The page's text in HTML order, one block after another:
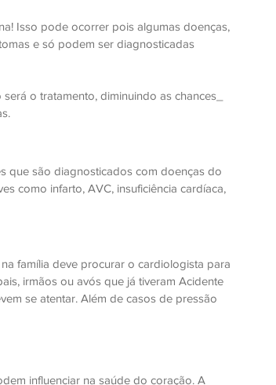
Isso pode ocorrer pois algumas doenças,
e só podem ser diagnosticadas
o tratamento, diminuindo as chances_
que são diagnosticados com doenças do
como infarto, AVC, insuficiência cardíaca,
família deve procurar o cardiologista para
irmãos ou avós que já tiveram Acidente
se atentar. Além de casos de pressão
influenciar na saúde do coração. A